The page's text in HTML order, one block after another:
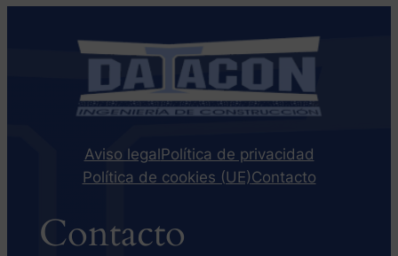
Aviso legalPolítica de privacidad
Política de cookies (UE)Contacto
Contacto